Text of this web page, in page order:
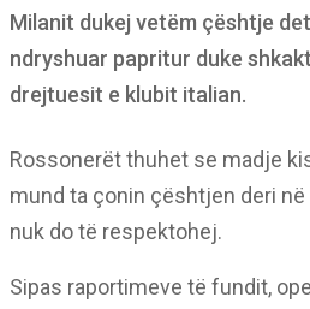
Milanit dukej vetëm çështje
ndryshuar papritur duke
drejtuesit e klubit italian.
Rossonerët thuhet se madje
mund ta çonin çështjen deri në
nuk do të respektohej.
Sipas raportimeve të fundit,